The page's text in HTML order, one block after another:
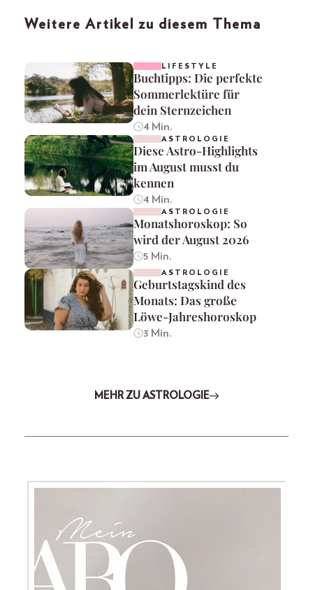
Weitere Artikel zu diesem Thema
LIFESTYLE
Buchtipps: Die perfekte
Sommerlektüre für
dein Sternzeichen
4 Min.
ASTROLOGIE
Diese Astro-Highlights
im August musst du
kennen
4 Min.
ASTROLOGIE
Monatshoroskop: So
wird der August 2026
5 Min.
ASTROLOGIE
Geburtstagskind des
Monats: Das große
Löwe-Jahreshoroskop
3 Min.
MEHR ZU ASTROLOGIE